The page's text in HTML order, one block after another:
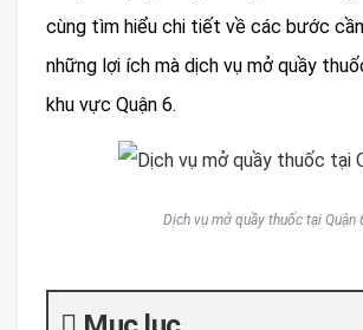
cùng tìm hiểu chi tiết về các bước
những lợi ích mà dịch vụ mở quầy
khu vực Quận 6.
Dịch vụ mở quầy thuốc tại Quận